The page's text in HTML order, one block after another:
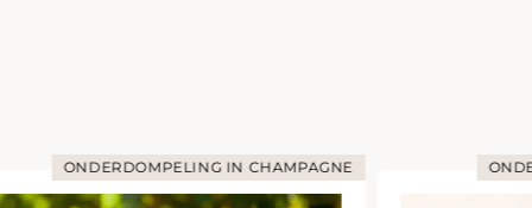
ONDERDOMPELING IN CHAMPAGNE